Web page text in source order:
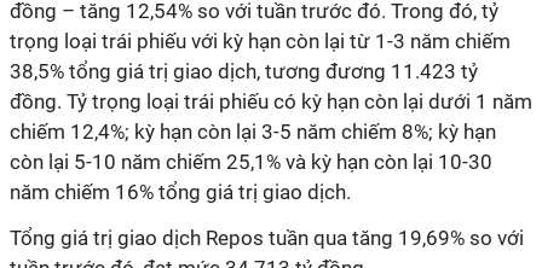
đồng – tăng 12,54% so với tuần trước đó. Trong đó, tỷ
trọng loại trái phiếu với kỳ hạn còn lại từ 1-3 năm chiếm
38,5% tổng giá trị giao dịch, tương đương 11.423 tỷ
đồng. Tỷ trọng loại trái phiếu có kỳ hạn còn lại dưới 1 năm
chiếm 12,4%; kỳ hạn còn lại 3-5 năm chiếm 8%; kỳ hạn
còn lại 5-10 năm chiếm 25,1% và kỳ hạn còn lại 10-30
năm chiếm 16% tổng giá trị giao dịch.
Tổng giá trị giao dịch Repos tuần qua tăng 19,69% so với